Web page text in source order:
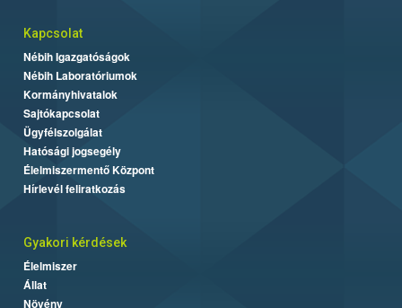
Kapcsolat
Nébih Igazgatóságok
Nébih Laboratóriumok
Kormányhivatalok
Sajtókapcsolat
Ügyfélszolgálat
Hatósági jogsegély
Élelmiszermentő Központ
Hírlevél feliratkozás
Gyakori kérdések
Élelmiszer
Állat
Növény